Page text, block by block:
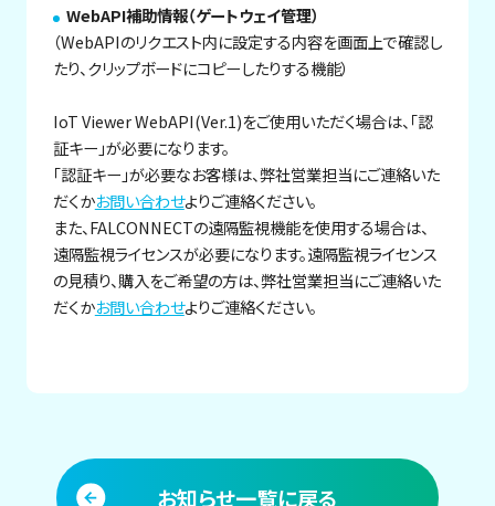
WebAPI補助情報（ゲートウェイ管理）
（WebAPIのリクエスト内に設定する内容を画面上で確認し
たり、クリップボードにコピーしたりする機能）
IoT Viewer WebAPI(Ver.1)をご使用いただく場合は、「認
証キー」が必要になります。
「認証キー」が必要なお客様は、弊社営業担当にご連絡いた
だくかお問い合わせよりご連絡ください。
また、FALCONNECTの遠隔監視機能を使用する場合は、
遠隔監視ライセンスが必要になります。遠隔監視ライセンス
の見積り、購入をご希望の方は、弊社営業担当にご連絡いた
だくかお問い合わせよりご連絡ください。
お知らせ一覧に戻る